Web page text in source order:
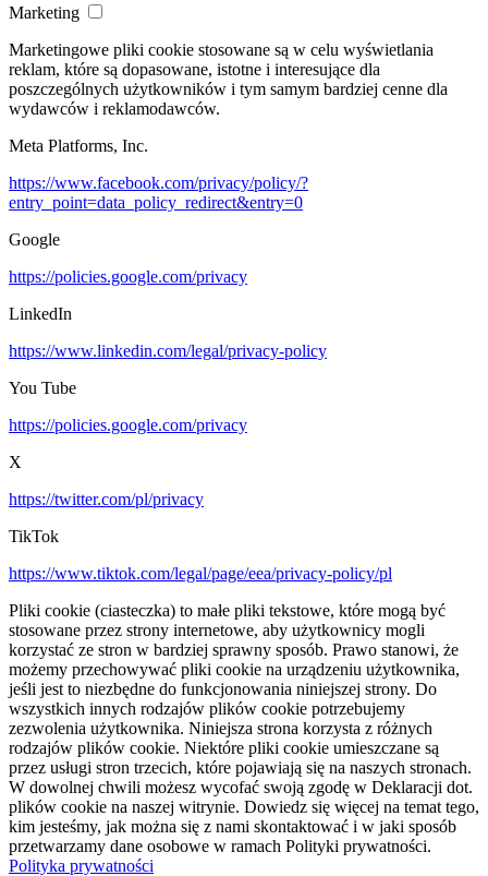
Marketing
Marketingowe pliki cookie stosowane są w celu wyświetlania
reklam, które są dopasowane, istotne i interesujące dla
poszczególnych użytkowników i tym samym bardziej cenne dla
wydawców i reklamodawców.
Meta Platforms, Inc.
https://www.facebook.com/privacy/policy/?
entry_point=data_policy_redirect&entry=0
Google
https://policies.google.com/privacy
LinkedIn
https://www.linkedin.com/legal/privacy-policy
You Tube
https://policies.google.com/privacy
X
https://twitter.com/pl/privacy
TikTok
https://www.tiktok.com/legal/page/eea/privacy-policy/pl
Pliki cookie (ciasteczka) to małe pliki tekstowe, które mogą być
stosowane przez strony internetowe, aby użytkownicy mogli
korzystać ze stron w bardziej sprawny sposób. Prawo stanowi, że
możemy przechowywać pliki cookie na urządzeniu użytkownika,
jeśli jest to niezbędne do funkcjonowania niniejszej strony. Do
wszystkich innych rodzajów plików cookie potrzebujemy
zezwolenia użytkownika. Niniejsza strona korzysta z różnych
rodzajów plików cookie. Niektóre pliki cookie umieszczane są
przez usługi stron trzecich, które pojawiają się na naszych stronach.
W dowolnej chwili możesz wycofać swoją zgodę w Deklaracji dot.
plików cookie na naszej witrynie. Dowiedz się więcej na temat tego,
kim jesteśmy, jak można się z nami skontaktować i w jaki sposób
przetwarzamy dane osobowe w ramach Polityki prywatności.
Polityka prywatności